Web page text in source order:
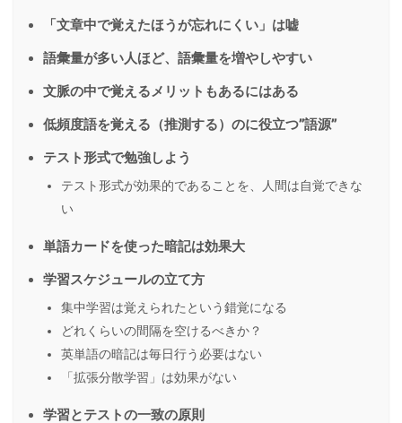
「文章中で覚えたほうが忘れにくい」は嘘
語彙量が多い人ほど、語彙量を増やしやすい
文脈の中で覚えるメリットもあるにはある
低頻度語を覚える（推測する）のに役立つ”語源”
テスト形式で勉強しよう
テスト形式が効果的であることを、人間は自覚できな
い
単語カードを使った暗記は効果大
学習スケジュールの立て方
集中学習は覚えられたという錯覚になる
どれくらいの間隔を空けるべきか？
英単語の暗記は毎日行う必要はない
「拡張分散学習」は効果がない
学習とテストの一致の原則